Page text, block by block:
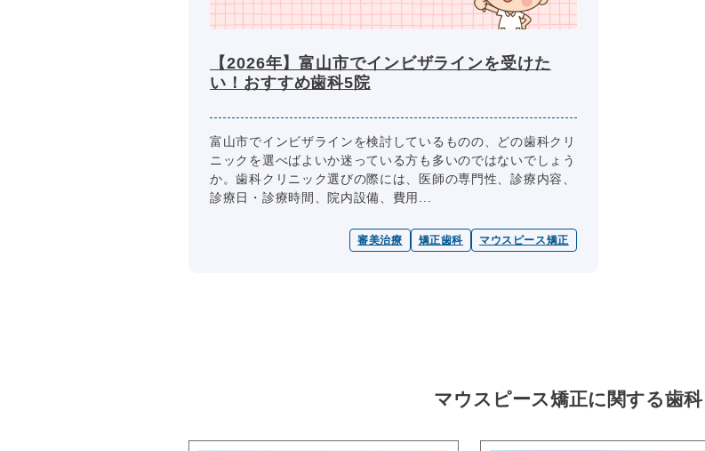
【2026年】富山市でインビザラインを受けた
い！おすすめ歯科5院
富山市でインビザラインを検討しているものの、どの歯科クリ
ニックを選べばよいか迷っている方も多いのではないでしょう
か。歯科クリニック選びの際には、医師の専門性、診療内容、
診療日・診療時間、院内設備、費用...
審美治療 矯正歯科 マウスピース矯正
マウスピース矯正に関する歯